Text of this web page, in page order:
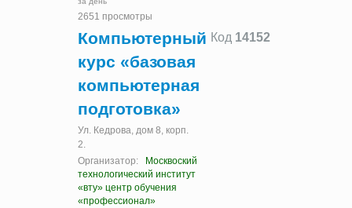
2651 просмотры
Код 14152
Компьютерный
курс «базовая
компьютерная
подготовка»
Ул. Кедрова, дом 8, корп.
2.
Организатор:
Москвоский
технологический институт
«вту» центр обучения
«профессионал»